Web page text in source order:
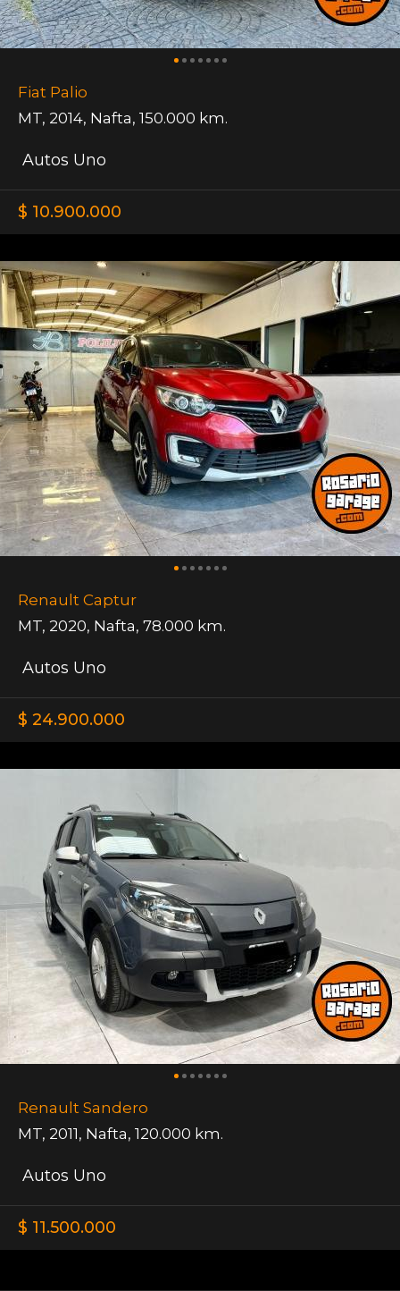
Fiat Palio
MT, 2014, Nafta, 150.000 km.
Autos Uno
$ 10.900.000
Renault Captur
MT, 2020, Nafta, 78.000 km.
Autos Uno
$ 24.900.000
Renault Sandero
MT, 2011, Nafta, 120.000 km.
Autos Uno
$ 11.500.000